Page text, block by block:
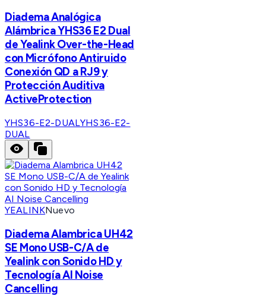
Diadema Analógica
Alámbrica YHS36 E2 Dual
de Yealink Over-the-Head
con Micrófono Antiruido
Conexión QD a RJ9 y
Protección Auditiva
ActiveProtection
YHS36-E2-DUALYHS36-E2-
DUAL
YEALINKNuevo
Diadema Alambrica UH42
SE Mono USB-C/A de
Yealink con Sonido HD y
Tecnología AI Noise
Cancelling